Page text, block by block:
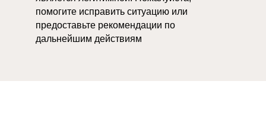
помогите исправить ситуацию или
предоставьте рекомендации по
дальнейшим действиям